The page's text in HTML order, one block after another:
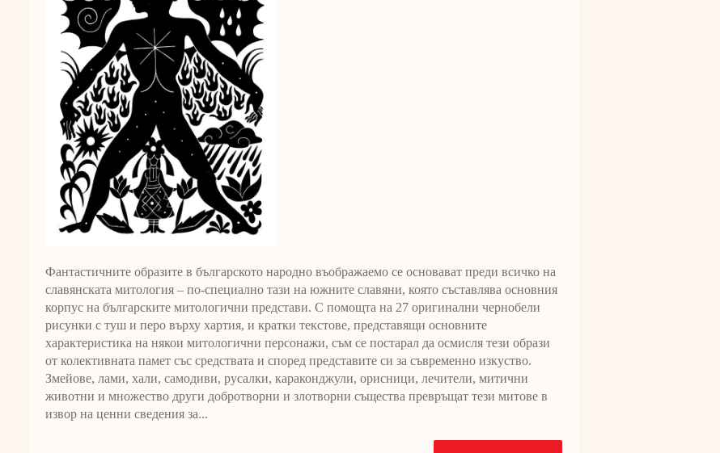
Фантастичните образите в българското народно въображаемо се основават преди всичко на
славянската митология – по-специално тази на южните славяни, която съставлява основния
корпус на българските митологични представи. С помощта на 27 оригинални чернобели
рисунки с туш и перо върху хартия, и кратки текстове, представящи основните
характеристика на някои митологични персонажи, съм се постарал да осмисля тези образи
от колективната памет със средствата и според представите си за съвременно изкуство.
Змейове, лами, хали, самодиви, русалки, караконджули, орисници, лечители, митични
животни и множество други добротворни и злотворни същества превръщат тези митове в
извор на ценни сведения за...